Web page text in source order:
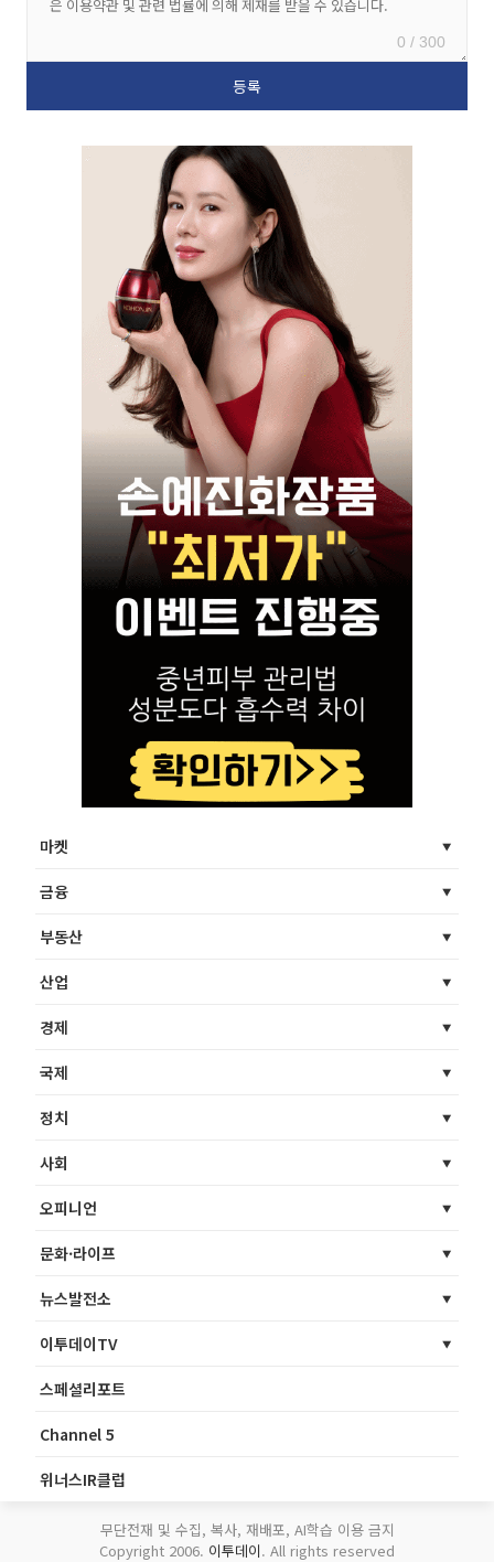
0 / 300
마켓
금융
부동산
산업
경제
국제
정치
사회
오피니언
문화·라이프
뉴스발전소
이투데이TV
스페셜리포트
Channel 5
위너스IR클럽
무단전재 및 수집, 복사, 재배포, AI학습 이용 금지
Copyright 2006. 이투데이. All rights reserved